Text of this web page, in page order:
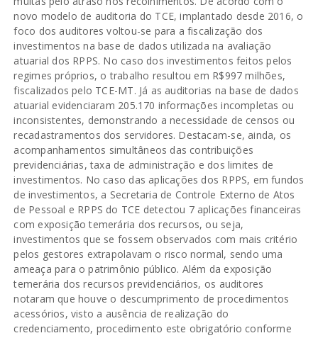
novo modelo de auditoria do TCE, implantado desde 2016, o
foco dos auditores voltou-se para a fiscalização dos
investimentos na base de dados utilizada na avaliação
atuarial dos RPPS. No caso dos investimentos feitos pelos
regimes próprios, o trabalho resultou em R$997 milhões,
fiscalizados pelo TCE-MT. Já as auditorias na base de dados
atuarial evidenciaram 205.170 informações incompletas ou
inconsistentes, demonstrando a necessidade de censos ou
recadastramentos dos servidores. Destacam-se, ainda, os
acompanhamentos simultâneos das contribuições
previdenciárias, taxa de administração e dos limites de
investimentos. No caso das aplicações dos RPPS, em fundos
de investimentos, a Secretaria de Controle Externo de Atos
de Pessoal e RPPS do TCE detectou 7 aplicações financeiras
com exposição temerária dos recursos, ou seja,
investimentos que se fossem observados com mais critério
pelos gestores extrapolavam o risco normal, sendo uma
ameaça para o patrimônio público. Além da exposição
temerária dos recursos previdenciários, os auditores
notaram que houve o descumprimento de procedimentos
acessórios, visto a ausência de realização do
credenciamento, procedimento este obrigatório conforme